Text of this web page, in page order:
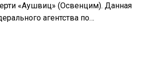
«Аушвиц» (Освенцим). Данная
агентства по…